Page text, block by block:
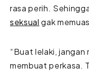
rasa perih.
seksual gak
“Buat lelaki, jangan
membuat perkasa.